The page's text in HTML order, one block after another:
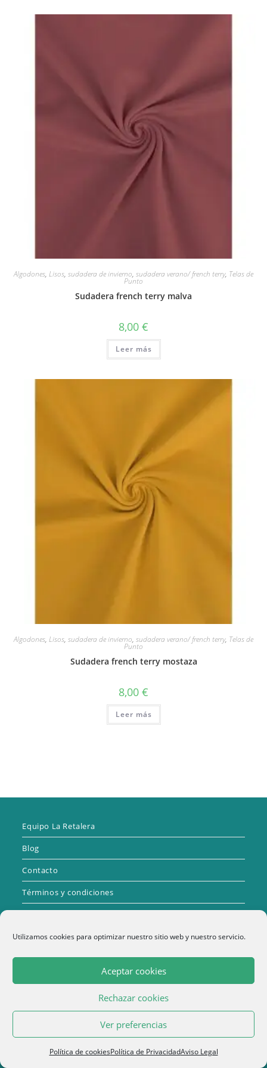
Utilizamos cookies para optimizar nuestro sitio web y nuestro servicio.
Aceptar cookies
Rechazar cookies
Ver preferencias
Política de cookiesPolítica de PrivacidadAviso Legal
Algodones, Lisos, sudadera de invierno, sudadera verano/ french terry, Telas de
Punto
Sudadera french terry malva
8,00 €
Leer más
Algodones, Lisos, sudadera de invierno, sudadera verano/ french terry, Telas de
Punto
Sudadera french terry mostaza
8,00 €
Leer más
Equipo La Retalera
Blog
Contacto
Términos y condiciones
Cambios y devoluciones
abre
abre
en
Se
abre
en
Se
abre
en
Política de Privacidad